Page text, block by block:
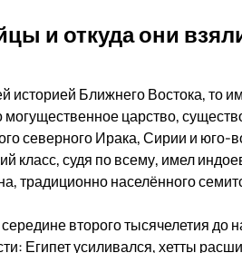
и откуда они
историей Ближнего Востока, то
царство,
северного Ирака, Сирии и юго-
класс, судя по всему, имел
традиционно населённого
второго тысячелетия до
Египет усиливался, хетты